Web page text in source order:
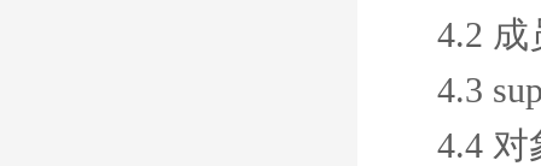
4.2
4.3
4.4